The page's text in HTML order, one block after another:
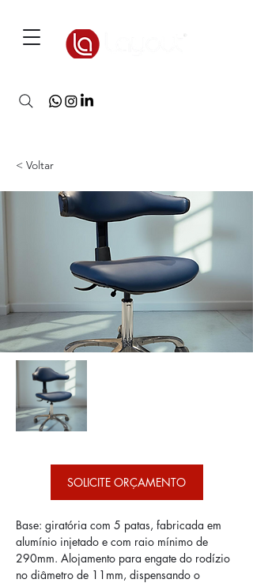
< Voltar
SOLICITE ORÇAMENTO
Base: giratória com 5 patas, fabricada em
alumínio injetado e com raio mínimo de
290mm. Alojamento para engate do rodízio
no diâmetro de 11mm, dispensando o